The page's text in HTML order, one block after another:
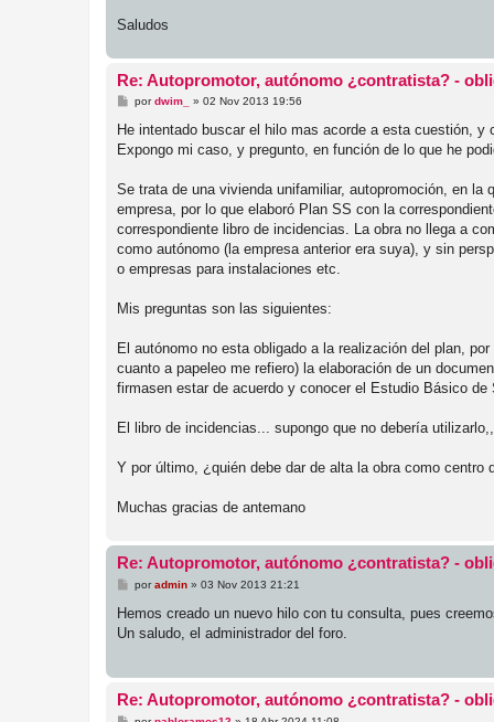
Saludos
Re: Autopromotor, autónomo ¿contratista? -
M
n
a
pordwim_ » 02 Nov 2013 19:56
He intentado buscar el hilo mas acorde a esta cuestión,
Expongo mi caso, y pregunto, en función de lo que he
Se trata de una vivienda unifamiliar, autopromoción, en
empresa, por lo que elaboró Plan SS con la
correspondiente libro de incidencias. La obra no llega a
como autónomo (la empresa anterior era suya), y sin
o empresas para instalaciones etc.
Mis preguntas son las siguientes:
El autónomo no esta obligado a la realización del plan,
cuanto a papeleo me refiero) la elaboración de un
firmasen estar de acuerdo y conocer el Estudio Básico de
El libro de incidencias... supongo que no debería
Y por último, ¿quién debe dar de alta la obra como centro
Muchas gracias de antemano
Re: Autopromotor, autónomo ¿contratista? -
M
n
a
poradmin» 03 Nov 2013 21:21
Hemos creado un nuevo hilo con tu consulta, pues
Un saludo, el administrador del foro.
Re: Autopromotor, autónomo ¿contratista? -